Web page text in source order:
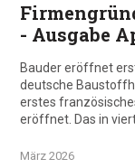
- Ausgabe
Bauder eröffnet
deutsche
erstes
eröffnet. Das in
März 2026